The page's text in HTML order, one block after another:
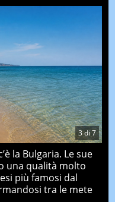
3di7
la Bulgaria. Le sue
una qualità molto
più famosi dal
tra le mete